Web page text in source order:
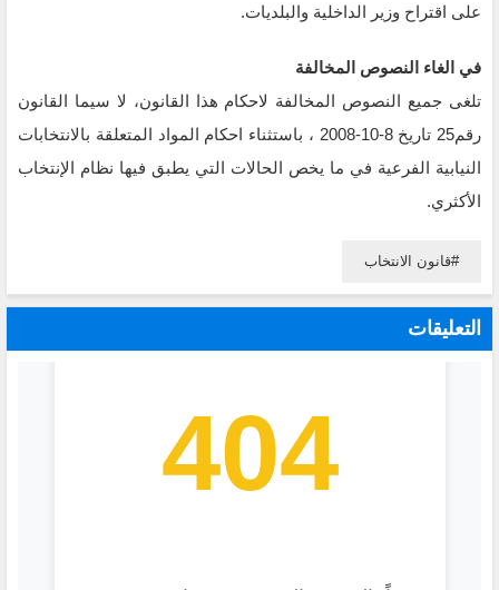
على اقتراح وزير الداخلية والبلديات.
في الغاء النصوص المخالفة
تلغى جميع النصوص المخالفة لاحكام هذا القانون، لا سيما القانون
رقم25 تاريخ 8-10-2008 ، باستثناء احكام المواد المتعلقة بالانتخابات
النيابية الفرعية في ما يخص الحالات التي يطبق فيها نظام الإنتخاب
الأكثري.
قانون الانتخاب
التعليقات